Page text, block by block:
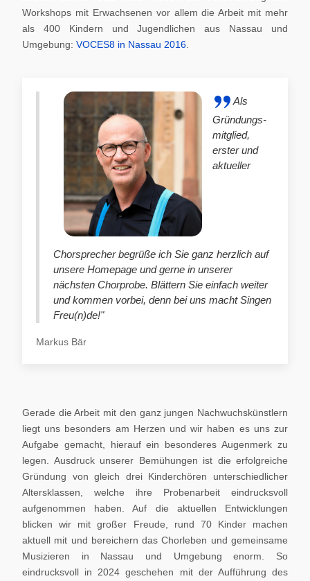
Workshops mit Erwachsenen vor allem die Arbeit mit mehr
als 400 Kindern und Jugendlichen aus Nassau und
Umgebung: VOCES8 in Nassau 2016
Als
Gründungs-
mitglied,
erster und
aktueller
Chorsprecher begrüße ich Sie ganz herzlich auf
unsere Homepage und gerne in unserer
nächsten Chorprobe. Blättern Sie einfach weiter
und kommen vorbei, denn bei uns macht Singen
Freu(n)de!"
Markus Bär
Gerade die Arbeit mit den ganz jungen Nachwuchskünstlern
liegt uns besonders am Herzen und wir haben es uns zur
Aufgabe gemacht, hierauf ein besonderes Augenmerk zu
legen. Ausdruck unserer Bemühungen ist die erfolgreiche
Gründung von gleich drei Kinderchören unterschiedlicher
Altersklassen, welche ihre Probenarbeit eindrucksvoll
aufgenommen haben. Auf die aktuellen Entwicklungen
blicken wir mit großer Freude, rund 70 Kinder machen
aktuell mit und bereichern das Chorleben und gemeinsame
Musizieren in Nassau und Umgebung enorm. So
eindrucksvoll in 2024 geschehen mit der Aufführung des